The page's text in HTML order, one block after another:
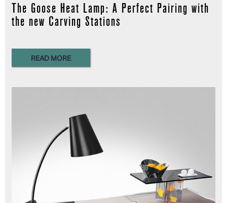
The Goose Heat Lamp: A Perfect Pairing with
the new Carving Stations
READ MORE